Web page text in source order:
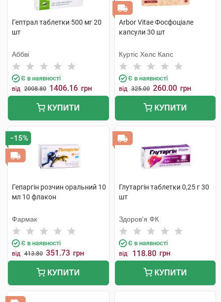
Гептрал таблетки 500 мг 20
шт
Аббві
Є в наявності
від 2008.80 1406.16 грн
КУПИТИ
Arbor Vitae Фосфоціале
капсули 30 шт
Куртіс Хелс Капс
Є в наявності
від 325.00 260.00 грн
КУПИТИ
−15%
Гепаргін розчин оральний 10
мл 10 флакон
Фармак
Є в наявності
від 413.80 351.73 грн
КУПИТИ
Глутаргін таблетки 0,25 г 30
шт
Здоров'я ФК
Є в наявності
від 118.80 грн
КУПИТИ